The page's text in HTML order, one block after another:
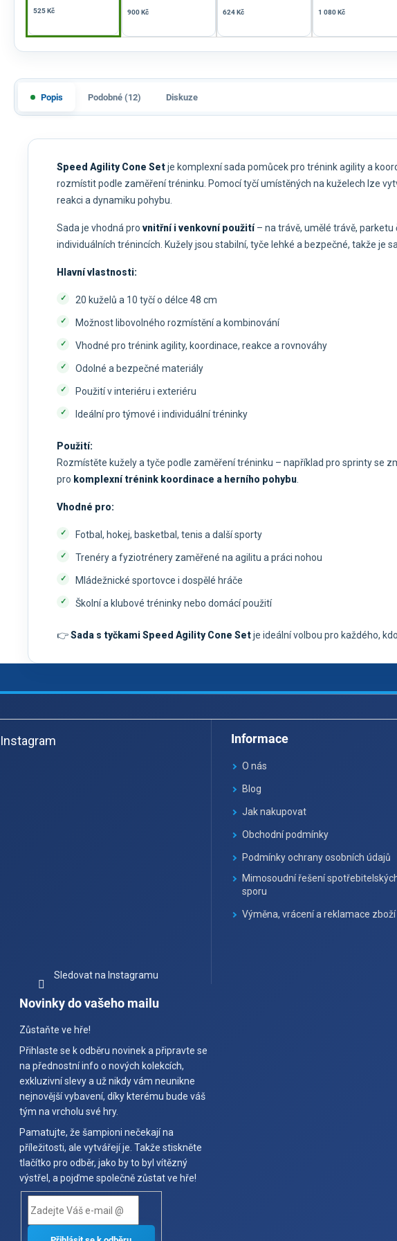
525 Kč 900 Kč 624 Kč 1 080 Kč
Popis Podobné (12) Diskuze
Speed Agility Cone Setje komplexní sada pomůcek pro trénink agility a
rozmístit podle zaměření tréninku. Pomocí tyčí umístěných na kuželech lze
reakci a dynamiku pohybu.
Sada je vhodná pro vnitřní i venkovní použití– na trávě, umělé trávě,
individuálních trénincích. Kužely jsou stabilní, tyče lehké a bezpečné, takže je
Hlavní vlastnosti:
20 kuželů a 10 tyčí o délce 48 cm
Možnost libovolného rozmístění a kombinování
Vhodné pro trénink agility, koordinace, reakce a rovnováhy
Odolné a bezpečné materiály
Použití v interiéru i exteriéru
Ideální pro týmové i individuální tréninky
Použití:
Rozmístěte kužely a tyče podle zaměření tréninku – například pro sprinty se
pro komplexní trénink koordinace a herního pohybu.
Vhodné pro:
Fotbal, hokej, basketbal, tenis a další sporty
Trenéry a fyziotré­nery zaměřené na agilitu a práci nohou
Mládežnické sportovce i dospělé hráče
Školní a klubové tréninky nebo domácí použití
👉Sada s tyčkami Speed Agility Cone Setje ideální volbou pro každého,
á
pInstagram
Sledovat na Instagramu
Informace
O nás
Blog
Jak nakupovat
Obchodní podmínky
Podmínky ochrany osobních údajů
Mimosoudní řešení
sporu
Výměna, vrácení a reklamace zboží
Novinky do vašeho mailu
Zůstaňte ve hře!
Přihlaste se k odběru novinek a připravte se
na přednostní info o nových kolekcích,
exkluzivní slevy a už nikdy vám neunikne
nejnovější vybavení, díky kterému bude váš
tým na vrcholu své hry.
Pamatujte, že šampioni nečekají na
příležitosti, ale vytvářejí je. Takže stiskněte
tlačítko pro odběr, jako by to byl vítězný
výstřel, a pojďme společně zůstat ve hře!